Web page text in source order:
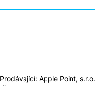
Prodávající: Apple Point, s.r.o.